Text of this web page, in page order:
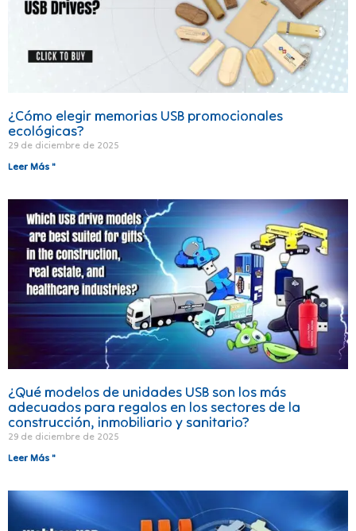
¿Cómo elegir memorias USB promocionales
ecológicas?
29 de diciembre de 2025
Leer Más "
¿Qué modelos de unidades USB son los más
adecuados para regalos en los sectores de la
construcción, inmobiliario y sanitario?
29 de diciembre de 2025
Leer Más "